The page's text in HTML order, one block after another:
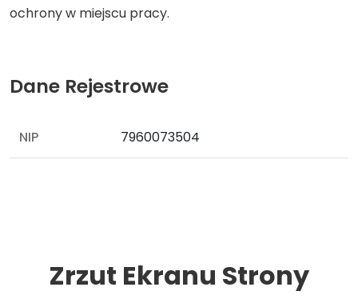
ochrony w miejscu pracy.
Dane Rejestrowe
NIP 7960073504
Zrzut Ekranu Strony